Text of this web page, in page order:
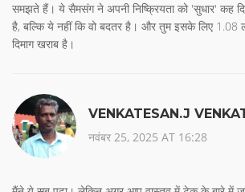
समझते हैं। ये सैमसंग ने अपनी निष्क्रियता को 'सुधार' कह
है, बल्कि ये नहीं कि वो बदतर है। और तुम इसके लिए 1.08
दिमाग खराब है।
VENKATESAN.J
नवंबर 25, 2025 AT 16:28